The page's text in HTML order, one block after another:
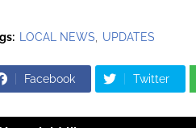
LOCAL NEWS UPDATES
Facebook Twitter